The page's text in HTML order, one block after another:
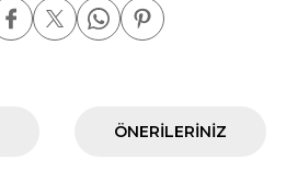
ÖNERILERINIZ